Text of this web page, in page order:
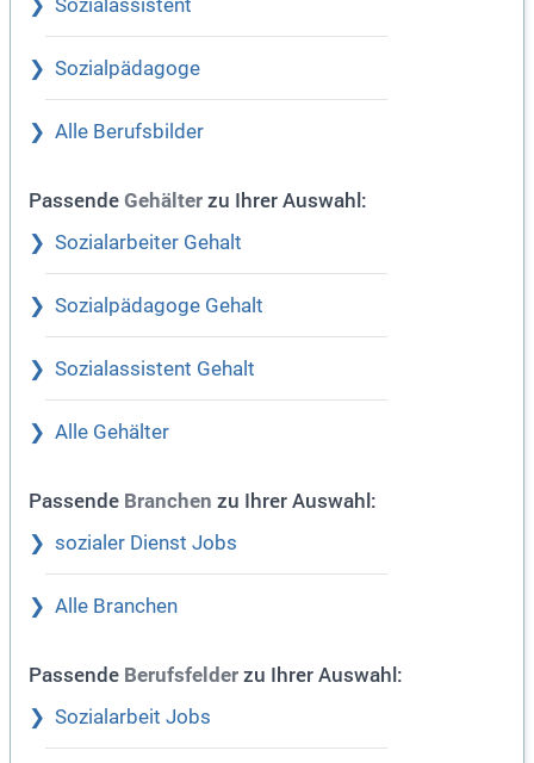
Sozialassistent
Sozialpädagoge
Alle Berufsbilder
Passende Gehälter zu Ihrer Auswahl:
Sozialarbeiter Gehalt
Sozialpädagoge Gehalt
Sozialassistent Gehalt
Alle Gehälter
Passende Branchen zu Ihrer Auswahl:
sozialer Dienst Jobs
Alle Branchen
Passende Berufsfelder zu Ihrer Auswahl:
Sozialarbeit Jobs